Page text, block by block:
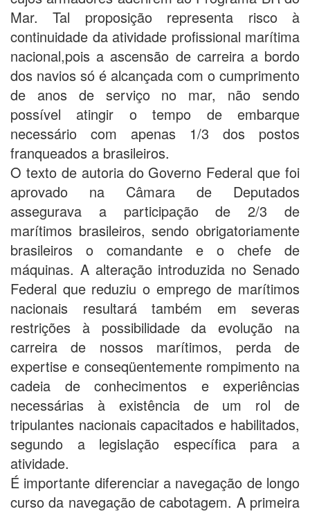
Mar. Tal proposição representa risco à
continuidade da atividade profissional marítima
nacional,pois a ascensão de carreira a bordo
dos navios só é alcançada com o cumprimento
de anos de serviço no mar, não sendo
possível atingir o tempo de embarque
necessário com apenas 1/3 dos postos
franqueados a brasileiros.
O texto de autoria do Governo Federal que foi
aprovado na Câmara de Deputados
assegurava a participação de 2/3 de
marítimos brasileiros, sendo obrigatoriamente
brasileiros o comandante e o chefe de
máquinas. A alteração introduzida no Senado
Federal que reduziu o emprego de marítimos
nacionais resultará também em severas
restrições à possibilidade da evolução na
carreira de nossos marítimos, perda de
expertise e conseqüentemente rompimento na
cadeia de conhecimentos e experiências
necessárias à existência de um rol de
tripulantes nacionais capacitados e habilitados,
segundo a legislação específica para a
atividade.
É importante diferenciar a navegação de longo
curso da navegação de cabotagem. A primeira